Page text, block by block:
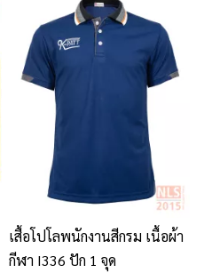
เสื้อโปโลพนักงานสีกรม เนื้อผ้า
กีฬา I336 ปัก 1 จุด